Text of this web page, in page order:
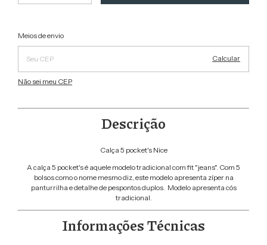
Entregas para o CEP:
Meios de envio
Calcular
Não sei meu CEP
Descrição
Calça 5 pocket's Nice
A calça 5 pocket's é aquele modelo tradicional com fit "jeans". Com 5
bolsos como o nome mesmo diz, este modelo apresenta zíper na
panturrilha e detalhe de pespontos duplos. Modelo apresenta cós
tradicional.
Informações Técnicas